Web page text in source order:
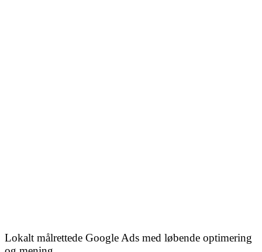
Lokalt målrettede Google Ads med løbende optimering